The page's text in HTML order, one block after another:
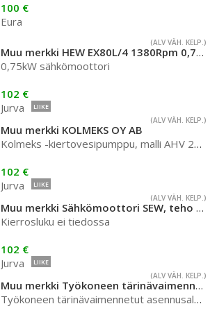
100 €
Eura
(ALV VÄH. KELP.)
Muu merkki HEW EX80L/4 1380Rpm 0,75kW
0,75kW sähkömoottori
102 €
Jurva
LIIKE
(ALV VÄH. KELP.)
Muu merkki KOLMEKS OY AB
Kolmeks -kiertovesipumppu, malli AHV 25/4, kolmivaihe.
102 €
Jurva
LIIKE
(ALV VÄH. KELP.)
Muu merkki Sähkömoottori SEW, teho ei tiedossa
Kierrosluku ei tiedossa
102 €
Jurva
LIIKE
(ALV VÄH. KELP.)
Muu merkki Työkoneen tärinävaimennetut asennusjalustat
Työkoneen tärinävaimennetut asennusalustat